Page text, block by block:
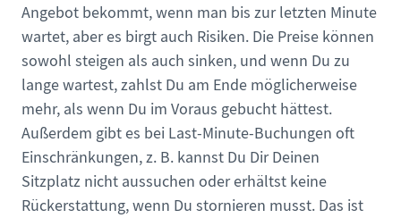
Angebot bekommt, wenn man bis zur letzten Minute
wartet, aber es birgt auch Risiken. Die Preise können
sowohl steigen als auch sinken, und wenn Du zu
lange wartest, zahlst Du am Ende möglicherweise
mehr, als wenn Du im Voraus gebucht hättest.
Außerdem gibt es bei Last-Minute-Buchungen oft
Einschränkungen, z. B. kannst Du Dir Deinen
Sitzplatz nicht aussuchen oder erhältst keine
Rückerstattung, wenn Du stornieren musst. Das ist